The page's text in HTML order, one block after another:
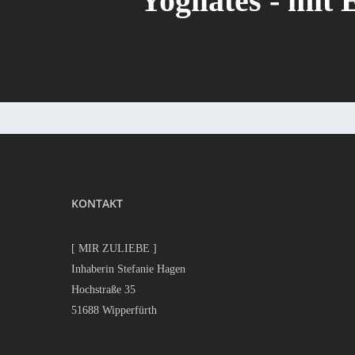
KONTAKT
[ MIR ZULIEBE ]
Inhaberin Stefanie Hagen
Hochstraße 35
51688 Wipperfürth